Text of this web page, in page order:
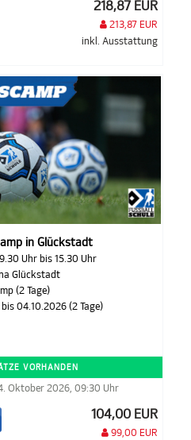
218,87 EUR
213,87 EUR
inkl. Ausstattung
in Glückstadt
Uhr bis 15.30 Uhr
Glückstadt
(2 Tage)
04.10.2026 (2 Tage)
VORHANDEN
Oktober 2026, 09:30 Uhr
104,00 EUR
99,00 EUR